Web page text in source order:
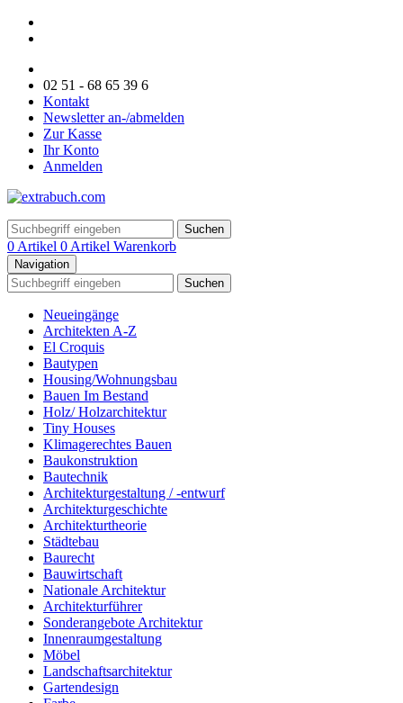
02 51 - 68 65 39 6
Kontakt
Newsletter an-/abmelden
Zur Kasse
Ihr Konto
Anmelden
Suchen
0 Artikel 0 Artikel Warenkorb
Navigation
Suchen
Neueingänge
Architekten A-Z
El Croquis
Bautypen
Housing/Wohnungsbau
Bauen Im Bestand
Holz/ Holzarchitektur
Tiny Houses
Klimagerechtes Bauen
Baukonstruktion
Bautechnik
Architekturgestaltung / -entwurf
Architekturgeschichte
Architekturtheorie
Städtebau
Baurecht
Bauwirtschaft
Nationale Architektur
Architekturführer
Sonderangebote Architektur
Innenraumgestaltung
Möbel
Landschaftsarchitektur
Gartendesign